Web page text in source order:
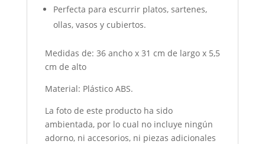
Perfecta para escurrir platos, sartenes,
ollas, vasos y cubiertos.
Medidas de: 36 ancho x 31 cm de largo x 5,5
cm de alto
Material: Plástico ABS.
La foto de este producto ha sido
ambientada, por lo cual no incluye ningún
adorno, ni accesorios, ni piezas adicionales